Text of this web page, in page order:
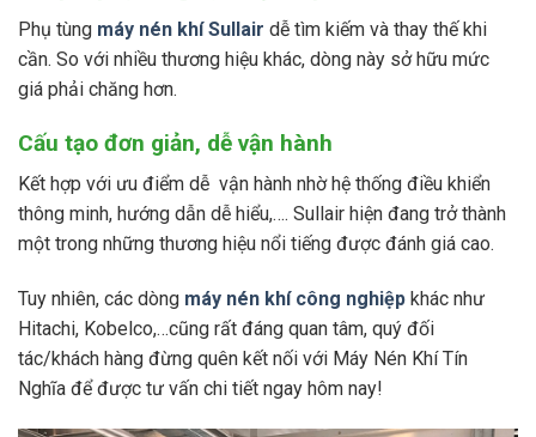
Phụ tùng máy nén khí Sullair dễ tìm kiếm và thay thế khi
cần. So với nhiều thương hiệu khác, dòng này sở hữu mức
giá phải chăng hơn.
Cấu tạo đơn giản, dễ vận hành
Kết hợp với ưu điểm dễ vận hành nhờ hệ thống điều khiển
thông minh, hướng dẫn dễ hiểu,…. Sullair hiện đang trở thành
một trong những thương hiệu nổi tiếng được đánh giá cao.
Tuy nhiên, các dòng máy nén khí công nghiệp khác như
Hitachi, Kobelco,…cũng rất đáng quan tâm, quý đối
tác/khách hàng đừng quên kết nối với Máy Nén Khí Tín
Nghĩa để được tư vấn chi tiết ngay hôm nay!